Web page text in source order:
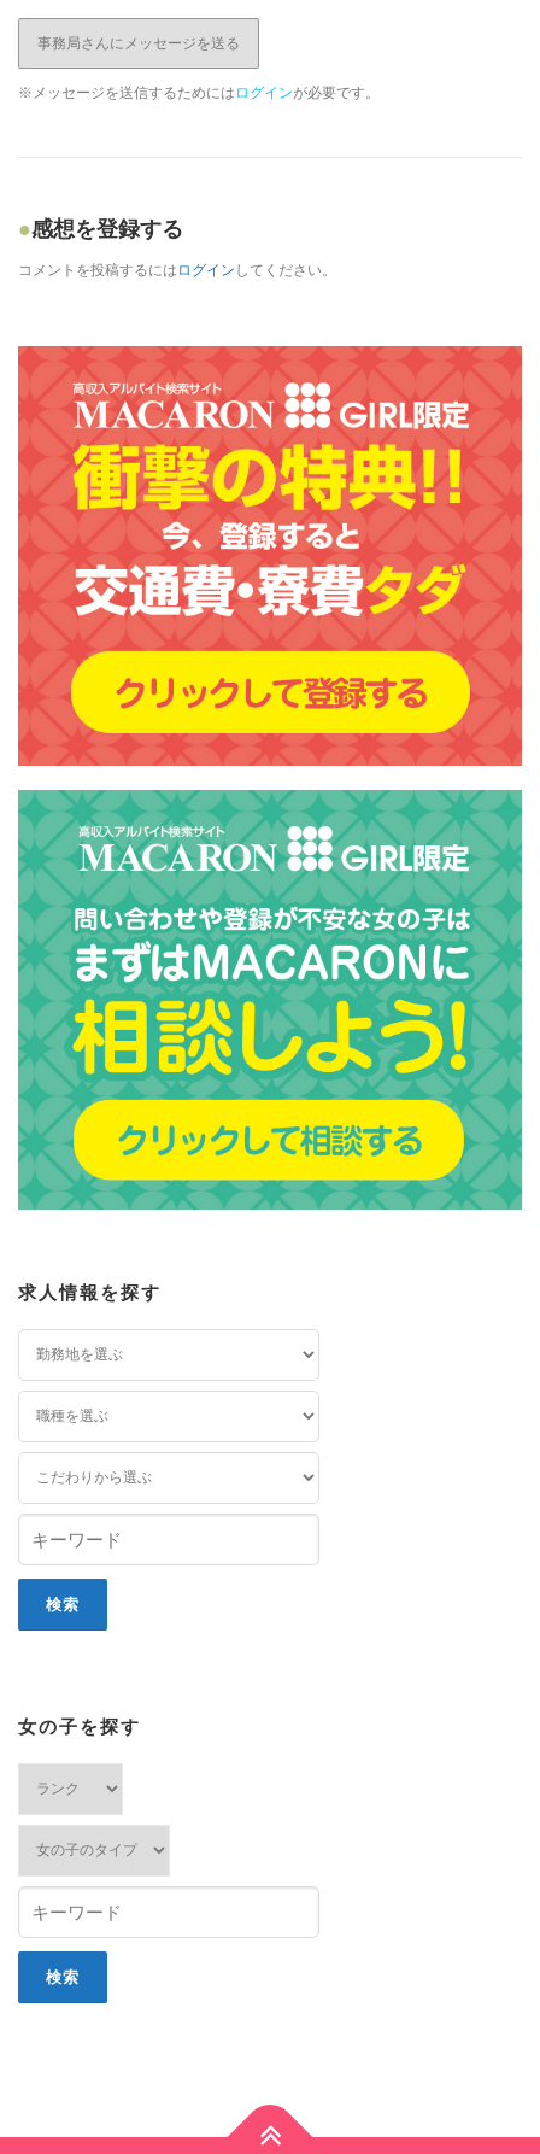
事務局さんにメッセージを送る
※メッセージを送信するためには ログインが必要です。
感想を登録する
コメントを投稿するには ログイン してください。
求人情報を探す
女の子を探す